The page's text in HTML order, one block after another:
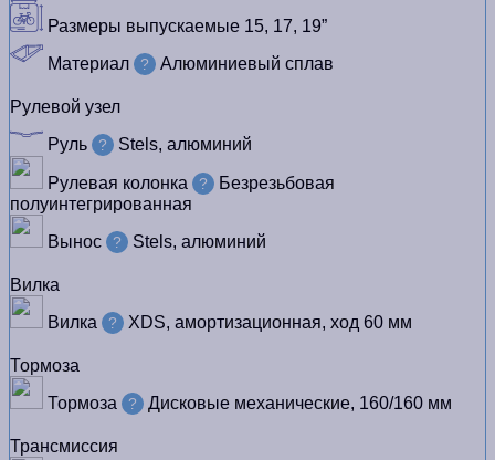
Размеры выпускаемые 15, 17, 19”
Материал
? Алюминиевый сплав
Рулевой узел
Руль
? Stels, алюминий
Рулевая колонка ?
Безрезьбовая
полуинтегрированная
Вынос
? Stels, алюминий
Вилка
Вилка
? XDS, амортизационная, ход 60 мм
Тормоза
Тормоза
? Дисковые механические, 160/160 мм
Трансмиссия